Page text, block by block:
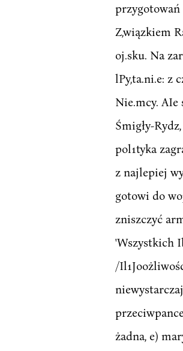
przygotowań
Z,wiązkiem
oj.sku. Na
lPy,ta.ni.e: z
Nie.mcy. AIe
Śmigły-
pol1tyka
z najlepiej
gotowi do
zniszczyć
'Wszystkich
/
żadna, e)